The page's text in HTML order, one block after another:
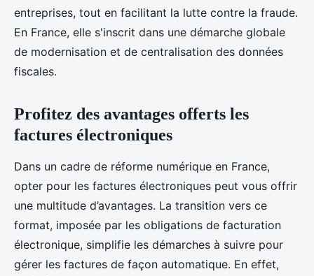
entreprises, tout en facilitant la lutte contre la fraude.
En France, elle s'inscrit dans une démarche globale
de modernisation et de centralisation des données
fiscales.
Profitez des avantages offerts les
factures électroniques
Dans un cadre de réforme numérique en France,
opter pour les factures électroniques peut vous offrir
une multitude d’avantages. La transition vers ce
format, imposée par les obligations de facturation
électronique, simplifie les démarches à suivre pour
gérer les factures de façon automatique. En effet,